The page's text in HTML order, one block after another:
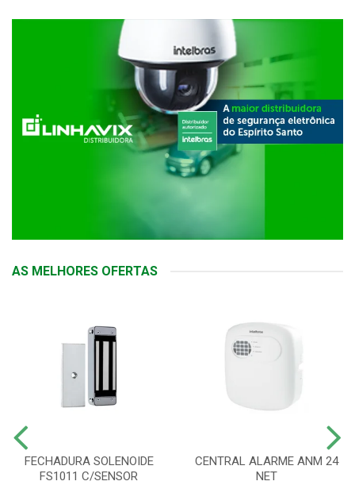
AS MELHORES OFERTAS
FECHADURA SOLENOIDE
FS1011 C/SENSOR
CENTRAL ALARME ANM 24
NET